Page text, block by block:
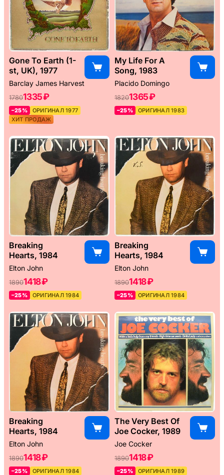
Gone To Earth (1-
st, UK), 1977
Barclay James Harvest
17801335 ₽
–25%
ОРИГИНАЛ 1977
ХИТ ПРОДАЖ
My Life For A
Song, 1983
Placido Domingo
18201365 ₽
–25% ОРИГИНАЛ 1983
Breaking
Hearts, 1984
Elton John
18901418 ₽
–25% ОРИГИНАЛ 1984
Breaking
Hearts, 1984
Elton John
18901418 ₽
–25% ОРИГИНАЛ 1984
Breaking
Hearts, 1984
Elton John
18901418 ₽
–25% ОРИГИНАЛ 1984
The Very Best Of
Joe Cocker, 1989
Joe Cocker
18901418 ₽
–25%
ОРИГИНАЛ 1989